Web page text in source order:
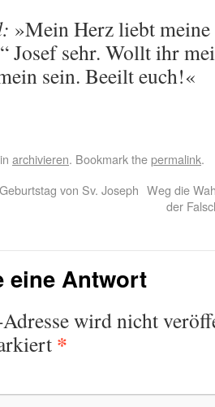
»Mein Herz liebt
Josef sehr. Wollt ihr
sein. Beeilt euch!«
archivieren. Bookmark thepermalink.
von Sv. Joseph Weg die
der
eine Antwort
wird nicht
*